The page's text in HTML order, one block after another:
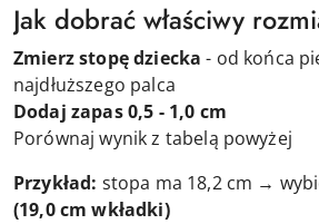
Jak dobrać właściwy
Zmierz stopę dziecka - od końca
najdłuższego palca
Dodaj zapas 0,5 - 1,0 cm
Porównaj wynik z tabelą powyżej
Przykład: stopa ma 18,2 cm →
(19,0 cm wkładki)